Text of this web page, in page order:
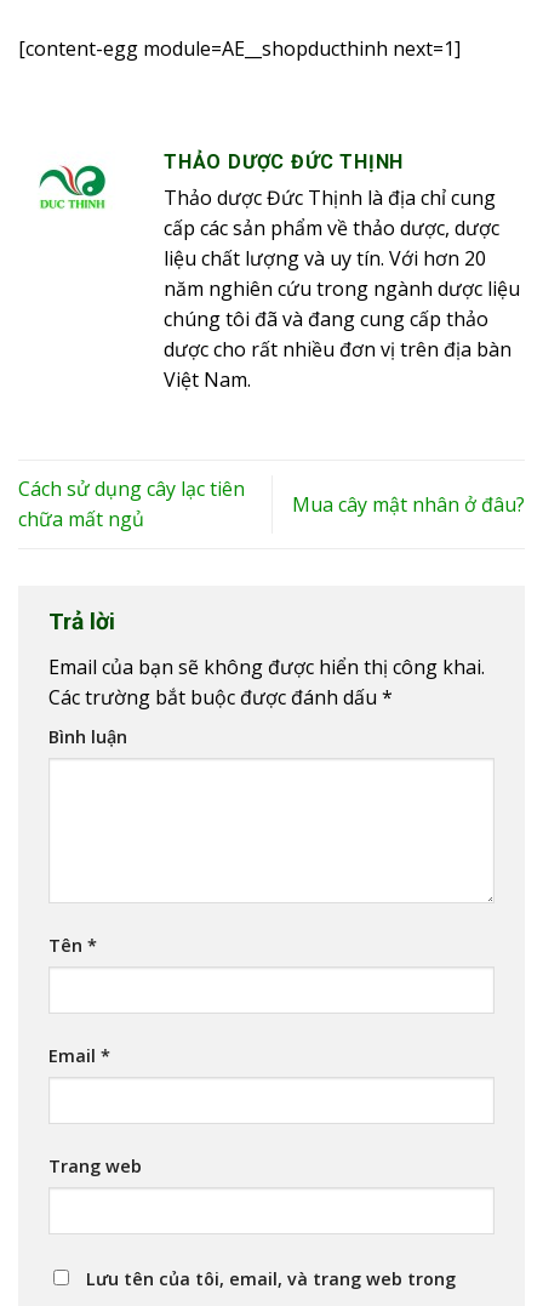
[content-egg module=AE__shopducthinh next=1]
THẢO DƯỢC ĐỨC THỊNH
Thảo dược Đức Thịnh là địa chỉ cung
cấp các sản phẩm về thảo dược, dược
liệu chất lượng và uy tín. Với hơn 20
năm nghiên cứu trong ngành dược liệu
chúng tôi đã và đang cung cấp thảo
dược cho rất nhiều đơn vị trên địa bàn
Việt Nam.
Cách sử dụng cây lạc tiên
chữa mất ngủ
Mua cây mật nhân ở đâu?
Trả lời
Email của bạn sẽ không được hiển thị công khai.
Các trường bắt buộc được đánh dấu *
Bình luận
Tên *
Email *
Trang web
Lưu tên của tôi, email, và trang web trong